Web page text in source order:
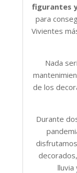
figurantes
para
Vivientes
Nada
de los
Durante
lluvia